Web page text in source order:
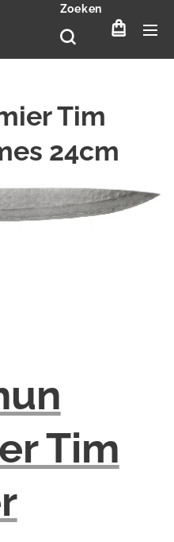
Zoeken
Tim
24cm
Tim